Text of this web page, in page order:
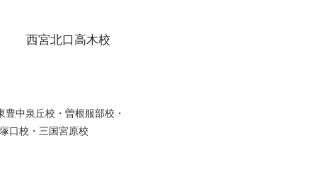
西宮北口高木校
中泉丘校・曽根服部校・
口校・三国宮原校